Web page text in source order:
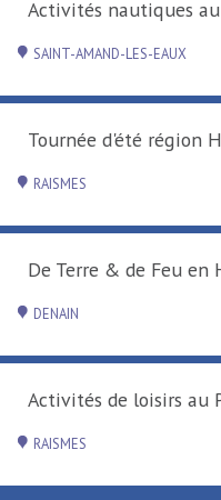
Activités nautiques
SAINT-AMAND-LES-EAUX
Tournée d'été région
RAISMES
De Terre & de Feu
DENAIN
Activités de loisirs au
RAISMES